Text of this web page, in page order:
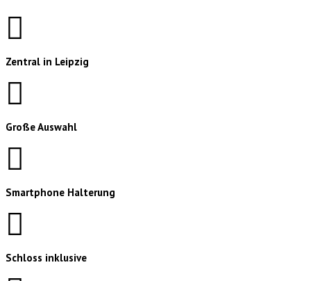
Zentral in Leipzig
Große Auswahl
Smartphone Halterung
Schloss inklusive